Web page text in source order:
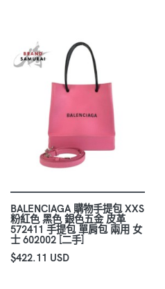
BALENCIAGA 購物手提包 XXS
粉紅色 黑色 銀色五金 皮革
572411 手提包 單肩包 兩用 女
士 602002 [二手]
$422.11 USD